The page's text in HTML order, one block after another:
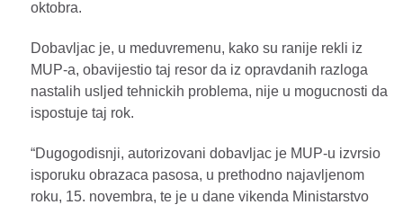
oktobra.
Dobavljac je, u meduvremenu, kako su ranije rekli iz
MUP-a, obavijestio taj resor da iz opravdanih razloga
nastalih usljed tehnickih problema, nije u mogucnosti da
ispostuje taj rok.
“Dugogodisnji, autorizovani dobavljac je MUP-u izvrsio
isporuku obrazaca pasosa, u prethodno najavljenom
roku, 15. novembra, te je u dane vikenda Ministarstvo